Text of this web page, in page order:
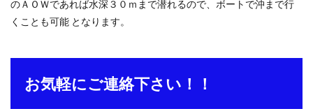
のＡＯＷであれば水深３０ｍまで潜れるので、ボートで沖まで行
くことも可能 となります。
お気軽にご連絡下さい！！